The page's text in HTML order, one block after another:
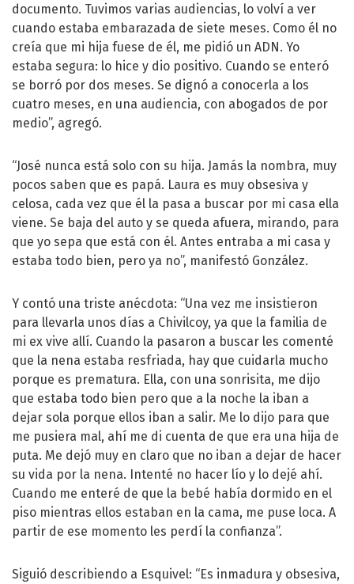
documento. Tuvimos varias audiencias, lo volví a ver
cuando estaba embarazada de siete meses. Como él no
creía que mi hija fuese de él, me pidió un ADN. Yo
estaba segura: lo hice y dio positivo. Cuando se enteró
se borró por dos meses. Se dignó a conocerla a los
cuatro meses, en una audiencia, con abogados de por
medio”, agregó.
“José nunca está solo con su hija. Jamás la nombra, muy
pocos saben que es papá. Laura es muy obsesiva y
celosa, cada vez que él la pasa a buscar por mi casa ella
viene. Se baja del auto y se queda afuera, mirando, para
que yo sepa que está con él. Antes entraba a mi casa y
estaba todo bien, pero ya no”, manifestó González.
Y contó una triste anécdota: “Una vez me insistieron
para llevarla unos días a Chivilcoy, ya que la familia de
mi ex vive allí. Cuando la pasaron a buscar les comenté
que la nena estaba resfriada, hay que cuidarla mucho
porque es prematura. Ella, con una sonrisita, me dijo
que estaba todo bien pero que a la noche la iban a
dejar sola porque ellos iban a salir. Me lo dijo para que
me pusiera mal, ahí me di cuenta de que era una hija de
puta. Me dejó muy en claro que no iban a dejar de hacer
su vida por la nena. Intenté no hacer lío y lo dejé ahí.
Cuando me enteré de que la bebé había dormido en el
piso mientras ellos estaban en la cama, me puse loca. A
partir de ese momento les perdí la confianza”.
Siguió describiendo a Esquivel: “Es inmadura y obsesiva,